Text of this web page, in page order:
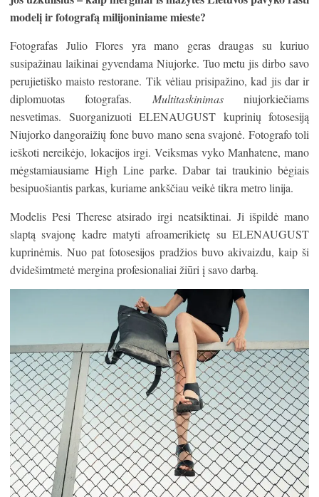
modelįir fotografąmilijoniniame mieste?
Fotografas Julio Flores yra mano geras draugas su kuriuo
susipažinau laikinai gyvendama Niujorke. Tuo metu jis dirbo savo
perujietiško maisto restorane. Tik vėliau prisipažino, kad jis dar ir
diplomuotas fotografas. Multitaskinimasniujorkiečiams
nesvetimas. Suorganizuoti ELENAUGUST kuprinių fotosesiją
Niujorko dangoraižių fone buvo mano sena svajonė. Fotografo toli
ieškoti nereikėjo, lokacijos irgi. Veiksmas vyko Manhatene, mano
mėgstamiausiame High Line parke. Dabar tai traukinio bėgiais
besipuošiantis parkas, kuriame ankščiau veikė tikra metro linija.
Modelis Pesi Therese atsirado irgi neatsiktinai. Ji išpildė mano
slaptą svajonę kadre matyti afroamerikietę su ELENAUGUST
kuprinėmis. Nuo pat fotosesijos pradžios buvo akivaizdu, kaip ši
dvidešimtmetė mergina profesionaliai žiūri į savo darbą.